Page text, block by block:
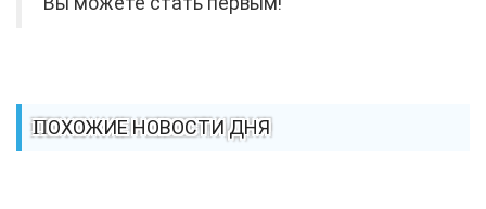
ПОХОЖИЕ НОВОСТИ ДНЯ